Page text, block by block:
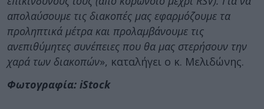
απολαύσουμε τις διακοπές μας εφαρμόζουμε τα
προληπτικά μέτρα και προλαμβάνουμε τις
ανεπιθύμητες συνέπειες που θα μας στερήσουν την
χαρά των διακοπών», καταλήγει ο κ. Μελιδώνης.
Φωτογραφία: iStock